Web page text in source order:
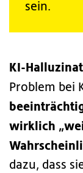
sein.
KI-
Problem bei
wirklich
dazu, dass